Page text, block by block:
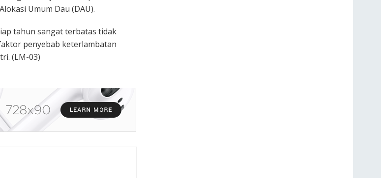
Umum Dau (DAU).
tahun sangat terbatas tidak
penyebab keterlambatan
(LM-03)